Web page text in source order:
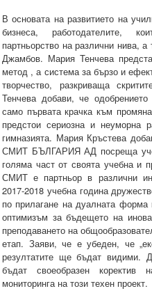
В основата на развитието на
бизнеса, работодателите,
партньорство на различни нива,
Джамбов. Мария Тенчева
метод , а система за бързо и
творчество, разкриваща
Тенчева добави, че
само първата крачка към
предстои сериозна и неуморна
гимназията. Мария Кръстева
СМИТ БЪЛГАРИЯ АД посреща
голяма част от своята учебна и
СМИТ е партньор в различни
2017-2018 учебна година
по прилагане на дуалната
оптимизъм за бъдещето на
преподаването на
етап. Заяви, че е убеден, че
резултатите ще бъдат видими.
бъдат своеобразен
мониторинга на този техен проект.